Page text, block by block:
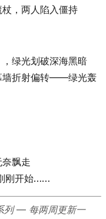
，两人陷入僵持
绿光划破深海黑暗
墙折射偏转——绿光轰
飘走
刚开始……
列 — 每两周更新一